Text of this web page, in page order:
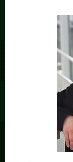
カテゴリ別
イベントカレン